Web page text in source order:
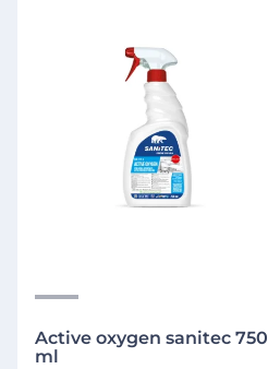
Active oxygen sanitec 750
ml